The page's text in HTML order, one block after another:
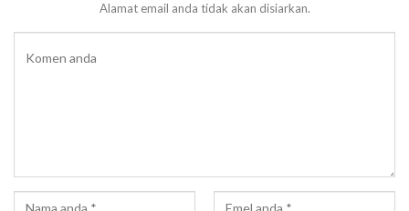
Alamat email anda tidak akan disiarkan.